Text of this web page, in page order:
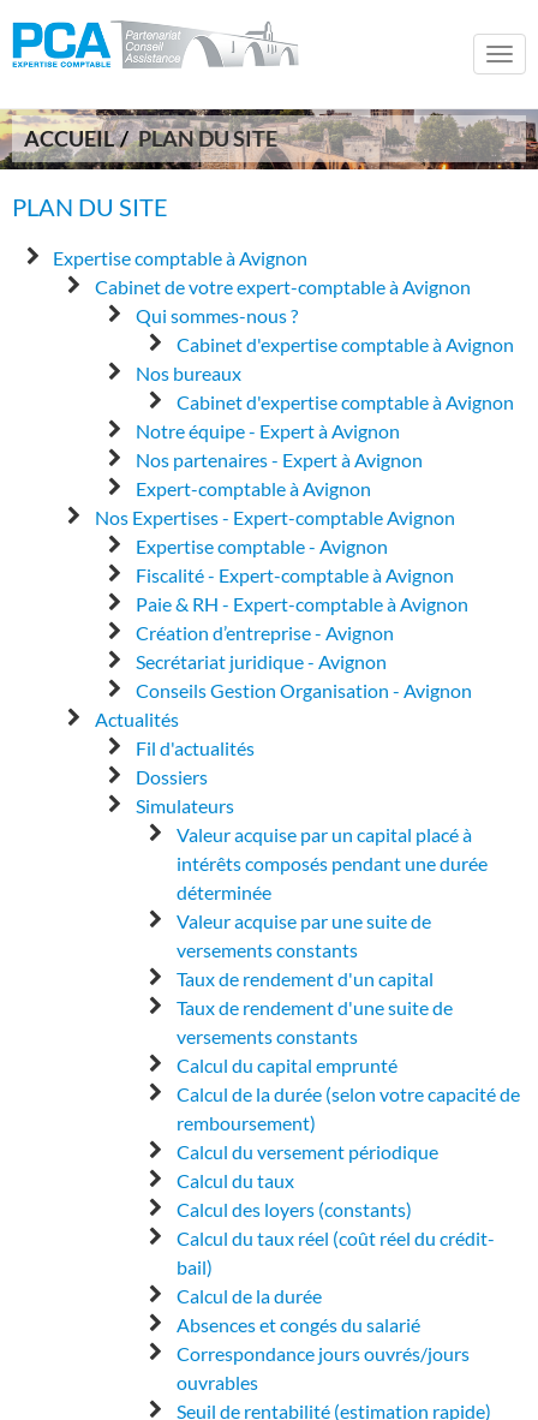
ACCUEIL PLAN DU SITE
PLAN DU SITE
Expertise comptable à Avignon
Cabinet de votre expert-comptable à Avignon
Qui sommes-nous ?
Cabinet d'expertise comptable à Avignon
Nos bureaux
Cabinet d'expertise comptable à Avignon
Notre équipe - Expert à Avignon
Nos partenaires - Expert à Avignon
Expert-comptable à Avignon
Nos Expertises - Expert-comptable Avignon
Expertise comptable - Avignon
Fiscalité - Expert-comptable à Avignon
Paie & RH - Expert-comptable à Avignon
Création d’entreprise - Avignon
Secrétariat juridique - Avignon
Conseils Gestion Organisation - Avignon
Actualités
Fil d'actualités
Dossiers
Simulateurs
Valeur acquise par un capital placé à
intérêts composés pendant une durée
déterminée
Valeur acquise par une suite de
versements constants
Taux de rendement d'un capital
Taux de rendement d'une suite de
versements constants
Calcul du capital emprunté
Calcul de la durée (selon votre capacité de
remboursement)
Calcul du versement périodique
Calcul du taux
Calcul des loyers (constants)
Calcul du taux réel (coût réel du crédit-
bail)
Calcul de la durée
Absences et congés du salarié
Correspondance jours ouvrés/jours
ouvrables
Seuil de rentabilité (estimation rapide)